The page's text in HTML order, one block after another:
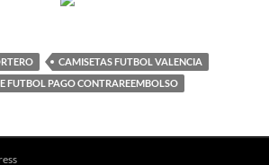
CAMISETAS FUTBOL VALENCIA
FUTBOL PAGO CONTRAREEMBOLSO